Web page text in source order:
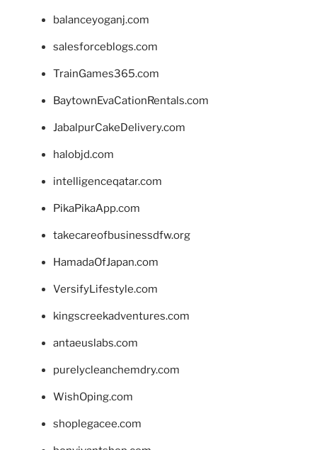
balanceyoganj.com
salesforceblogs.com
TrainGames365.com
BaytownEvaCationRentals.com
JabalpurCakeDelivery.com
halobjd.com
intelligenceqatar.com
PikaPikaApp.com
takecareofbusinessdfw.org
HamadaOfJapan.com
VersifyLifestyle.com
kingscreekadventures.com
antaeuslabs.com
purelycleanchemdry.com
WishOping.com
shoplegacee.com